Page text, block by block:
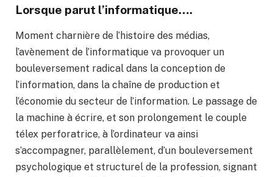
Lorsque parut l’informatique….
Moment charnière de l’histoire des médias,
l’avènement de l’informatique va provoquer un
bouleversement radical dans la conception de
l’information, dans la chaîne de production et
l’économie du secteur de l’information. Le passage de
la machine à écrire, et son prolongement le couple
télex perforatrice, à l’ordinateur va ainsi
s’accompagner, parallèlement, d’un bouleversement
psychologique et structurel de la profession, signant